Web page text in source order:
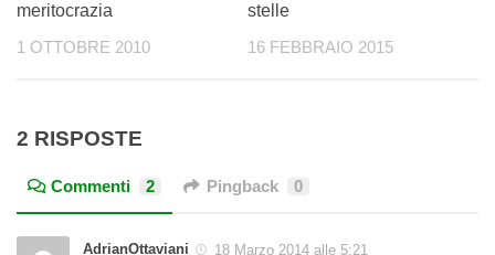
meritocrazia
1 OTTOBRE 2010
stelle
16 FEBBRAIO 2015
2 RISPOSTE
Commenti 2 Pingback 0
AdrianOttaviani
18 Marzo 2014 alle 5:21